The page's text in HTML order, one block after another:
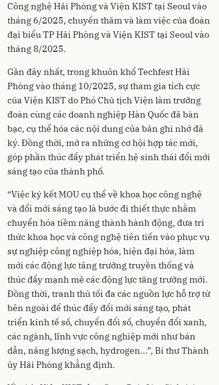
Công nghệ Hải Phòng và Viện KIST tại Seoul vào
tháng 6/2025, chuyến thăm và làm việc của đoàn
đại biểu TP Hải Phòng và Viện KIST tại Seoul vào
tháng 8/2025.
Gần đây nhất, trong khuôn khổ Techfest Hải
Phòng vào tháng 10/2025, sự tham gia tích cực
của Viện KIST do Phó Chủ tịch Viện làm trưởng
đoàn cùng các doanh nghiệp Hàn Quốc đã bàn
bạc, cụ thể hóa các nội dung của bản ghi nhớ đã
ký. Đồng thời, mở ra những cơ hội hợp tác mới,
góp phần thúc đẩy phát triển hệ sinh thái đổi mới
sáng tạo của thành phố.
“Việc ký kết MOU cụ thể về khoa học công nghệ
và đổi mới sáng tạo là bước đi thiết thực nhằm
chuyển hóa tiềm năng thành hành động, đưa tri
thức khoa học và công nghệ tiên tiến vào phục vụ
sự nghiệp công nghiệp hóa, hiện đại hóa, làm
mới các động lực tăng trưởng truyền thống và
thúc đẩy mạnh mẽ các động lực tăng trưởng mới.
Đồng thời, tranh thủ tối đa các nguồn lực hỗ trợ từ
bên ngoài để thúc đẩy đổi mới sáng tạo, phát
triển kinh tế số, chuyển đổi số, chuyển đổi xanh,
các ngành, lĩnh vực công nghiệp mới như bán
dẫn, năng lượng sạch, hydrogen...”, Bí thư Thành
ủy Hải Phòng khẳng định.